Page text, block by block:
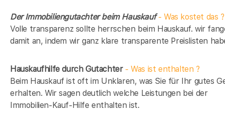
Der Immobiliengutachter beim Hauskauf- Was kostet das ?
Volle transparenz sollte herrschen beim Hauskauf. wir
damit an, indem wir ganz klare transparente Preislisten
Hauskaufhilfe durch Gutachter- Was ist enthalten ?
Beim Hauskauf ist oft im Unklaren, was Sie für Ihr gutes
erhalten. Wir sagen deutlich welche Leistungen bei der
Immobilien-Kauf-Hilfe enthalten ist.